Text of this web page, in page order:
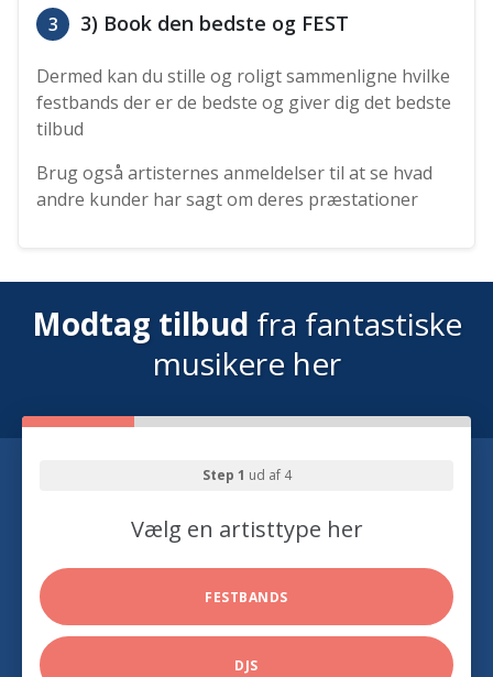
3 3) Book den bedste og FEST
Dermed kan du stille og roligt sammenligne hvilke
festbands der er de bedste og giver dig det bedste
tilbud
Brug også artisternes anmeldelser til at se hvad
andre kunder har sagt om deres præstationer
Modtag tilbud fra fantastiske
musikere her
Step 1 ud af 4
Vælg en artisttype her
FESTBANDS
DJS